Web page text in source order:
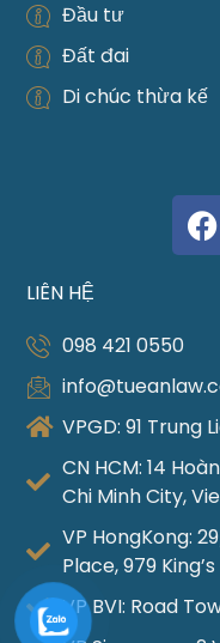
Đầu tư
Đất đai
Di chúc thừa kế
LIÊN HỆ
098 421 0550
VPGD: 91 Trung
CN HCM: 14
Chi Minh City,
VP HongKong:
Place, 979
VP BVI: Road